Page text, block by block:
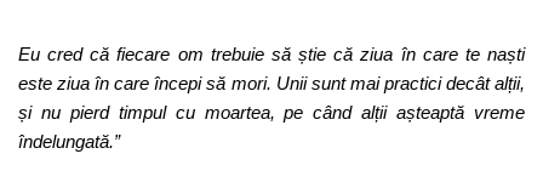
Eu cred că fiecare om trebuie să știe că ziua în care te naști
este ziua în care începi să mori. Unii sunt mai practici decât alții,
și nu pierd timpul cu moartea, pe când alții așteaptă vreme
îndelungată.”